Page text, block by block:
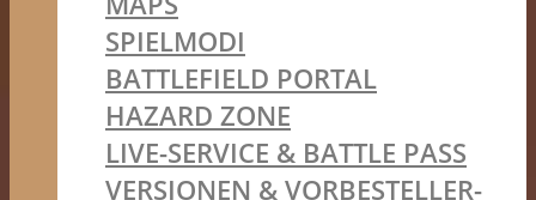
SPIELMODI
BATTLEFIELD PORTAL
HAZARD ZONE
LIVE-SERVICE & BATTLE PASS
VERSIONEN & VORBESTELLER-